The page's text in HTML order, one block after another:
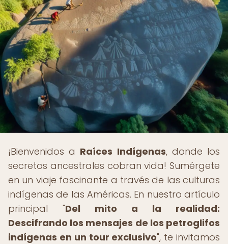
¡Bienvenidos a Raíces Indígenas, donde los
secretos ancestrales cobran vida! Sumérgete
en un viaje fascinante a través de las culturas
indígenas de las Américas. En nuestro artículo
principal "Del mito a la realidad:
Descifrando los mensajes de los petroglifos
indígenas en un tour exclusivo", te invitamos